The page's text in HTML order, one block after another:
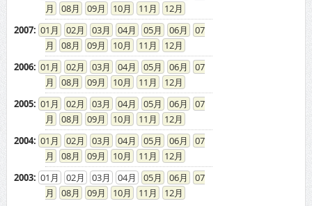
08
09 10 11
12
2007: 01 02 03 04 05 06
07
08
09 10 11
12
2006: 01 02 03 04 05 06
07
08
09 10 11
12
2005: 01 02 03 04 05 06
07
08
09 10 11
12
2004: 01 02 03 04 05 06
07
08
09 10 11
12
2003: 01 02 03 04 05 06
07
08
09 10 11 12